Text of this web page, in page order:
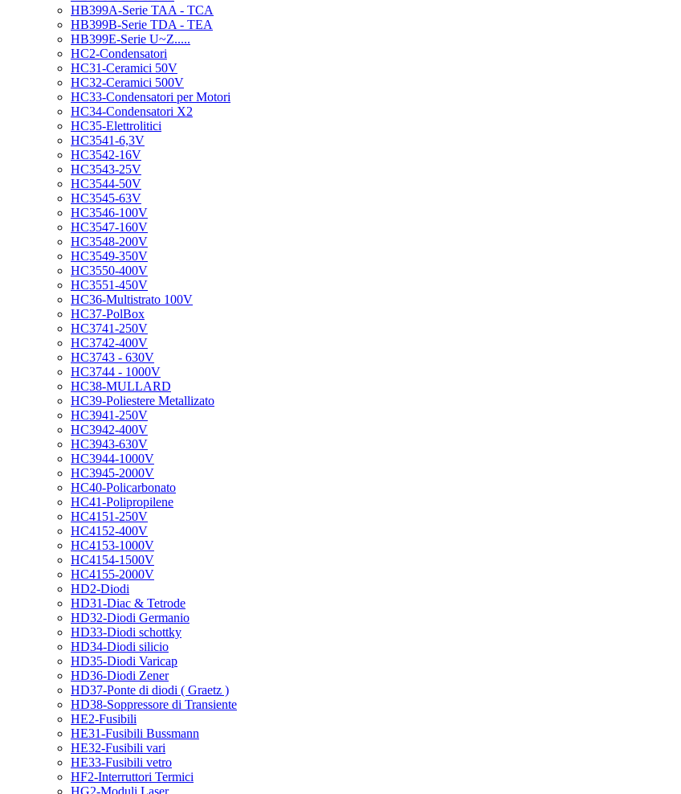
HB399A-Serie TAA - TCA
HB399B-Serie TDA - TEA
HB399E-Serie U~Z.....
HC2-Condensatori
HC31-Ceramici 50V
HC32-Ceramici 500V
HC33-Condensatori per Motori
HC34-Condensatori X2
HC35-Elettrolitici
HC3541-6,3V
HC3542-16V
HC3543-25V
HC3544-50V
HC3545-63V
HC3546-100V
HC3547-160V
HC3548-200V
HC3549-350V
HC3550-400V
HC3551-450V
HC36-Multistrato 100V
HC37-PolBox
HC3741-250V
HC3742-400V
HC3743 - 630V
HC3744 - 1000V
HC38-MULLARD
HC39-Poliestere Metallizato
HC3941-250V
HC3942-400V
HC3943-630V
HC3944-1000V
HC3945-2000V
HC40-Policarbonato
HC41-Polipropilene
HC4151-250V
HC4152-400V
HC4153-1000V
HC4154-1500V
HC4155-2000V
HD2-Diodi
HD31-Diac & Tetrode
HD32-Diodi Germanio
HD33-Diodi schottky
HD34-Diodi silicio
HD35-Diodi Varicap
HD36-Diodi Zener
HD37-Ponte di diodi ( Graetz )
HD38-Soppressore di Transiente
HE2-Fusibili
HE31-Fusibili Bussmann
HE32-Fusibili vari
HE33-Fusibili vetro
HF2-Interruttori Termici
HG2-Moduli Laser